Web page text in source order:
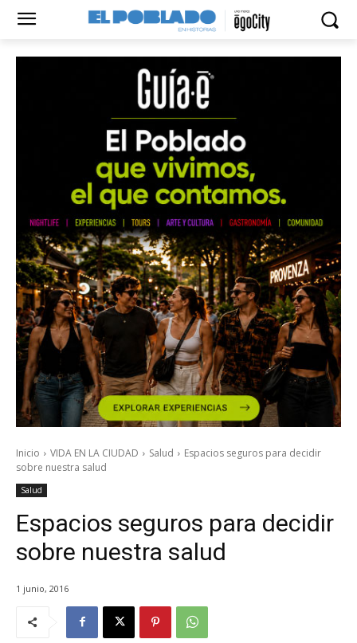
Inicio VIDA EN LA CIUDAD Salud
Espacios seguros para decidir
sobre nuestra salud
Salud
Espacios seguros para decidir
sobre nuestra salud
1 junio, 2016